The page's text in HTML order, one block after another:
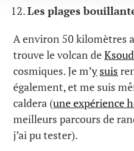
Les plages
A environ 50 kilomètres
trouve le volcan de
cosmiques. Je m’ysuis
également, et me suis
caldera (une expérience
meilleurs parcours de
j’ai pu tester).